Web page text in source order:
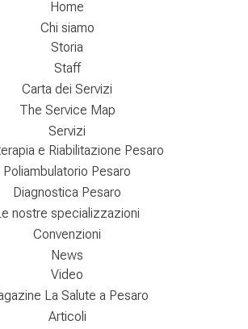
Home
Chi siamo
Storia
Staff
Carta dei Servizi
The Service Map
Servizi
e Riabilitazione Pesaro
Poliambulatorio Pesaro
Diagnostica Pesaro
nostre specializzazioni
Convenzioni
News
Video
La Salute a Pesaro
Articoli